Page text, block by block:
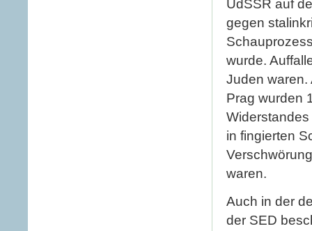
UdSSR auf
gegen
wurde.
Juden waren.
Prag wurden
in fingierten
waren.
Auch in der
der SED